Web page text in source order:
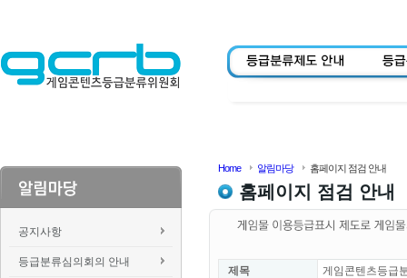
공지사항
등급분류심의회의 안내
Home 알림마당 홈페이지 점검 안내
홈페이지 점검 안내
제목 게임콘텐츠등급